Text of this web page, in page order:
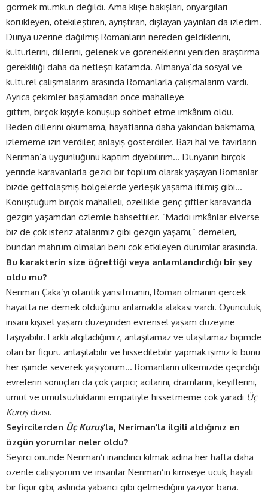
görmek mümkün değildi. Ama klişe bakışları, önyargıları
körükleyen, ötekileştiren, ayrıştıran, dışlayan yayınları da izledim.
Dünya üzerine dağılmış Romanların nereden geldiklerini,
kültürlerini, dillerini, gelenek ve göreneklerini yeniden araştırma
gerekliliği daha da netleşti kafamda. Almanya’da sosyal ve
kültürel çalışmalarım arasında Romanlarla çalışmalarım vardı.
Ayrıca çekimler başlamadan önce mahalleye
gittim, birçok kişiyle konuşup sohbet etme imkânım oldu.
Beden dillerini okumama, hayatlarına daha yakından bakmama,
izlememe izin verdiler, anlayış gösterdiler. Bazı hal ve tavırların
Neriman’a uygunluğunu kaptım diyebilirim… Dünyanın birçok
yerinde karavanlarla gezici bir toplum olarak yaşayan Romanlar
bizde gettolaşmış bölgelerde yerleşik yaşama itilmiş gibi…
Konuştuğum birçok mahalleli, özellikle genç çiftler karavanda
gezgin yaşamdan özlemle bahsettiler. “Maddi imkânlar elverse
biz de çok isteriz atalarımız gibi gezgin yaşamı,” demeleri,
bundan mahrum olmaları beni çok etkileyen durumlar arasında.
Bu karakterin size öğrettiği veya anlamlandırdığı bir şey
oldu mu?
Neriman Çaka’yı otantik yansıtmanın, Roman olmanın gerçek
hayatta ne demek olduğunu anlamakla alakası vardı. Oyunculuk,
insanı kişisel yaşam düzeyinden evrensel yaşam düzeyine
taşıyabilir. Farklı algıladığımız, anlaşılamaz ve ulaşılamaz biçimde
olan bir figürü anlaşılabilir ve hissedilebilir yapmak işimiz ki bunu
her işimde severek yaşıyorum… Romanların ülkemizde geçirdiği
evrelerin sonuçları da çok çarpıcı; acılarını, dramlarını, keyiflerini,
umut ve umutsuzluklarını empatiyle hissetmeme çok yaradı Üç
Kuruşdizisi.
Seyircilerden Üç Kuruş’la, Neriman’la ilgili aldığınız en
özgün yorumlar neler oldu?
Seyirci önünde Neriman’ı inandırıcı kılmak adına her hafta daha
özenle çalışıyorum ve insanlar Neriman’ın kimseye uçuk, hayali
bir figür gibi, aslında yabancı gibi gelmediğini yazıyor bana.